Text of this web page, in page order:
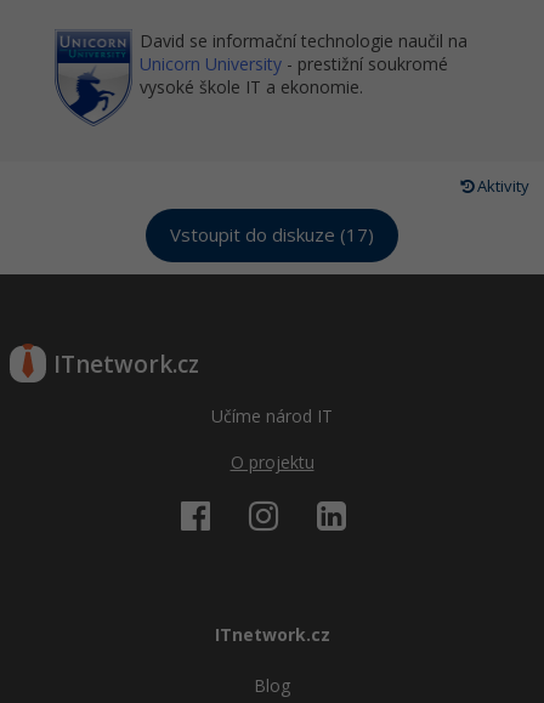
David se informační technologie naučil na
Unicorn University - prestižní soukromé
vysoké škole IT a ekonomie.
Aktivity
Vstoupit do diskuze (17)
ITnetwork.cz
Učíme národ IT
O projektu
ITnetwork.cz
Blog